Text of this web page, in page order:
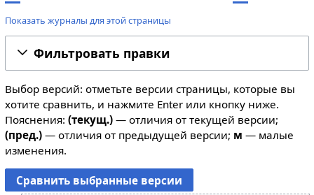
Показать журналы для этой страницы
Фильтровать правки
Выбор версий: отметьте версии страницы, которые вы
хотите сравнить, и нажмите Enter или кнопку ниже.
Пояснения: (текущ.)— отличия от текущей версии;
(пред.)— отличия от предыдущей версии; м — малые
изменения.